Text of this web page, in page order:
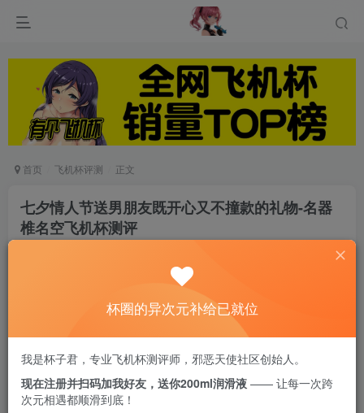
首页 飞机杯评测 正文
七夕情人节送男朋友既开心又不撞款的礼物-名器
椎名空飞机杯测评
她的影视作品不仅很大胆，题材更是非常的……怎
么说呢?就像是你吃小龙虾里面还加了魔鬼辣椒的
那种……
杯圈的异次元补给已就位
我是杯子君，专业飞机杯测评师，邪恶天使社区创始人。
现在注册并扫码加我好友，送你200ml润滑液 —— 让每一次跨
次元相遇都顺滑到底！